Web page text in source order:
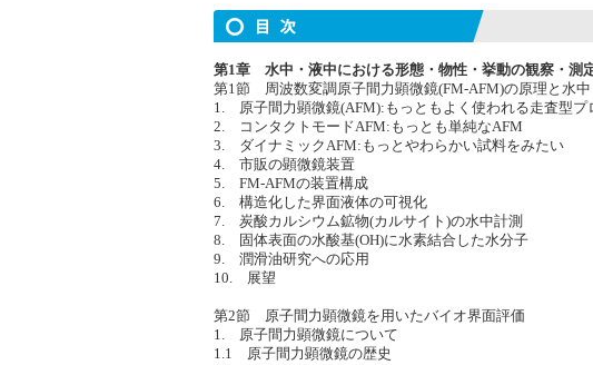
第1章 水中・液中における形態・物性・挙動の観察・測
第1節 周波数変調原子間力顕微鏡(FM-AFM)の原理と水中
1. 原子間力顕微鏡(AFM):もっともよく使われる走査型プ
2. コンタクトモードAFM:もっとも単純なAFM
3. ダイナミックAFM:もっとやわらかい試料をみたい
4. 市販の顕微鏡装置
5. FM-AFMの装置構成
6. 構造化した界面液体の可視化
7. 炭酸カルシウム鉱物(カルサイト)の水中計測
8. 固体表面の水酸基(OH)に水素結合した水分子
9. 潤滑油研究への応用
10. 展望
第2節 原子間力顕微鏡を用いたバイオ界面評価
1. 原子間力顕微鏡について
1.1 原子間力顕微鏡の歴史